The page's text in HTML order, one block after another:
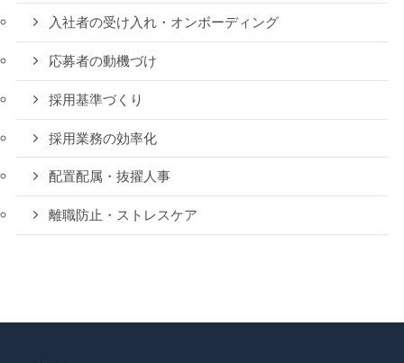
入社者の受け入れ・オンボーディング
応募者の動機づけ
採用基準づくり
採用業務の効率化
配置配属・抜擢人事
離職防止・ストレスケア